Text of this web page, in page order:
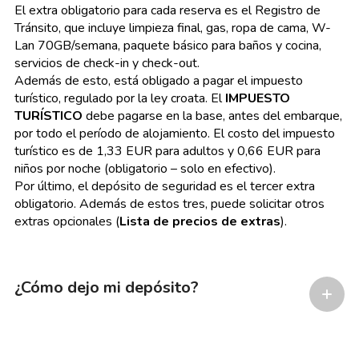
El extra obligatorio para cada reserva es el Registro de
Tránsito, que incluye limpieza final, gas, ropa de cama, W-
Lan 70GB/semana, paquete básico para baños y cocina,
servicios de check-in y check-out.
Además de esto, está obligado a pagar el impuesto
turístico, regulado por la ley croata. ElIMPUESTO
TURÍSTICO debe pagarse en la base, antes del embarque,
por todo el período de alojamiento. El costo del impuesto
turístico es de 1,33 EUR para adultos y 0,66 EUR para
niños por noche (obligatorio – solo en efectivo).
Por último, el depósito de seguridad es el tercer extra
obligatorio. Además de estos tres, puede solicitar otros
extras opcionales (Lista de precios de extras).
¿Cómo dejo mi depósito?